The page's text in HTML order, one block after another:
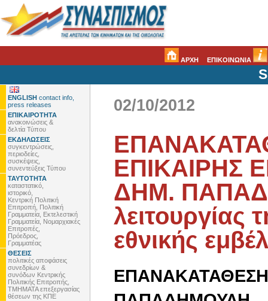
ΑΡΧΗ ΕΠΙΚΟΙΝΩΝΙΑ
ENGLISH contact info,
press releases
ΕΠΙΚΑΙΡΟΤΗΤΑ
ανακοινώσεις &
δελτία Τύπου
ΕΚΔΗΛΩΣΕΙΣ
συγκεντρώσεις,
περιοδείες,
συσκέψεις,
συνεντεύξεις Τύπου
ΤΑΥΤΟΤΗΤΑ
καταστατικό,
ιστορικό,
Κεντρική Πολιτική
Επιτροπή, Πολιτική
Γραμματεία, Εκτελεστική
Γραμματεία, Νομαρχιακές
Επιτροπές,
Πρόεδρος,
Γραμματέας
ΘΕΣΕΙΣ
πολιτικές αποφάσεις
συνεδρίων &
συνόδων Κεντρικής
Πολιτικής Επιτροπής,
ΤΜΗΜΑΤΑ επεξεργασίας
θέσεων της ΚΠΕ
02/10/2012
ΕΠΙΚΑΙΡΗΣ
ΔΗΜ.
λειτουργίας
εθνικής